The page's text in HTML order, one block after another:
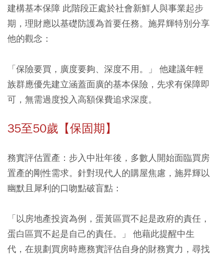
建構基本保障 此階段正處於社會新鮮人與事業起步
期，理財應以基礎防護為首要任務。施昇輝特別分享
他的觀念：
「保險要買，廣度要夠、深度不用。」 他建議年輕
族群應優先建立涵蓋面廣的基本保險，先求有保障即
可，無需過度投入高額保費追求深度。
35至50歲【保固期】
務實評估置產： 步入中壯年後，多數人開始面臨買房
置產的剛性需求。針對現代人的購屋焦慮，施昇輝以
幽默且犀利的口吻點破盲點：
「以房地產投資為例，蛋黃區買不起是政府的責任，
蛋白區買不起是自己的責任。」 他藉此提醒中生
代，在規劃買房時應務實評估自身的財務實力，尋找